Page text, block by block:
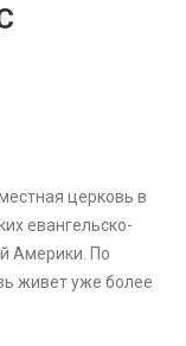
церковь в
евангельско-
Америки. По
живет уже более